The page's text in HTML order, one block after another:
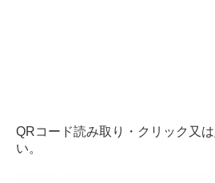
QRコード読み取り・クリック又は
い。